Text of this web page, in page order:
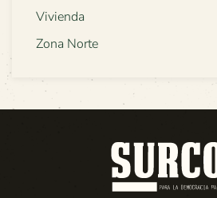
Vivienda
Zona Norte